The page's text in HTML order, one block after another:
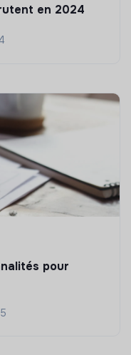
en 2024
pour